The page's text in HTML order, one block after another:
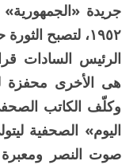
جريدة
١٩٥٢، لتصبح
الرئيس السادات
هى الأخرى محفزة
وكلّف الكاتب
اليوم» الصحفية
صوت النصر